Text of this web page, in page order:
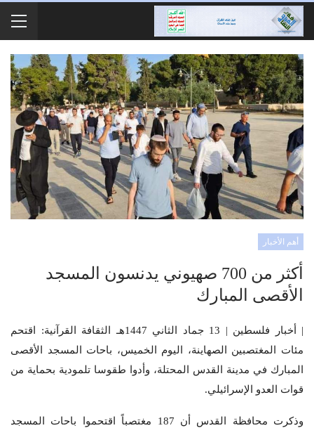
أهم الأخبار
أكثر من 700 صهيوني يدنسون المسجد
الأقصى المبارك
| أخبار فلسطين | 13 جماد الثاني 1447هـ الثقافة القرآنية: اقتحم
مئات المغتصبين الصهاينة، اليوم الخميس، باحات المسجد الأقصى
المبارك في مدينة القدس المحتلة، وأدوا طقوسا تلمودية بحماية من
قوات العدو الإسرائيلي.
وذكرت محافظة القدس أن 187 مغتصباً اقتحموا باحات المسجد